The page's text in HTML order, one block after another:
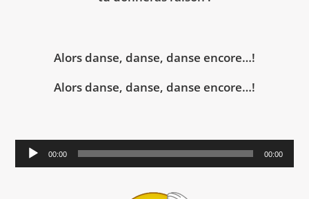
Alors danse, danse, danse encore…!
Alors danse, danse, danse encore…!
Lecteur
audio
00:00 00:00